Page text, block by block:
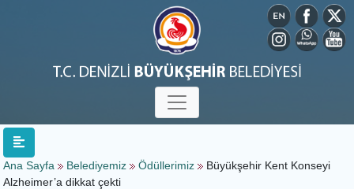
Ana Sayfa Belediyemiz Ödüllerimiz
Büyükşehir Kent Konseyi
Alzheimer’a dikkat çekti